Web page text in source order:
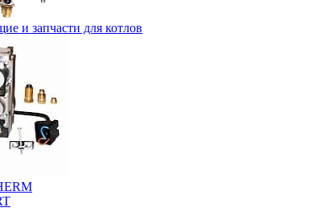
и запчасти для котлов